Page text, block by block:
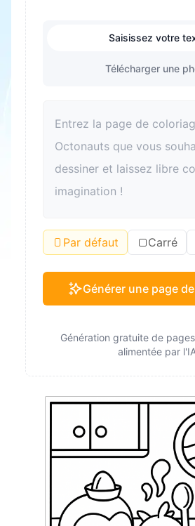
même temps, c'est aussi un
soulager le stress et d'aider les
détendre. Le coloriage peut
la reconnaissance des
esthétique. Pour les adultes, le
aussi un bon moyen de se
soulager le stress. De plus, le
devenir un lien pour les
temps de qualité ensemble et
relations parents enfants.
Saisissez votre
Télécharger une
Par défaut Carré
Générer une page
Génération gratuite de
alimentée par